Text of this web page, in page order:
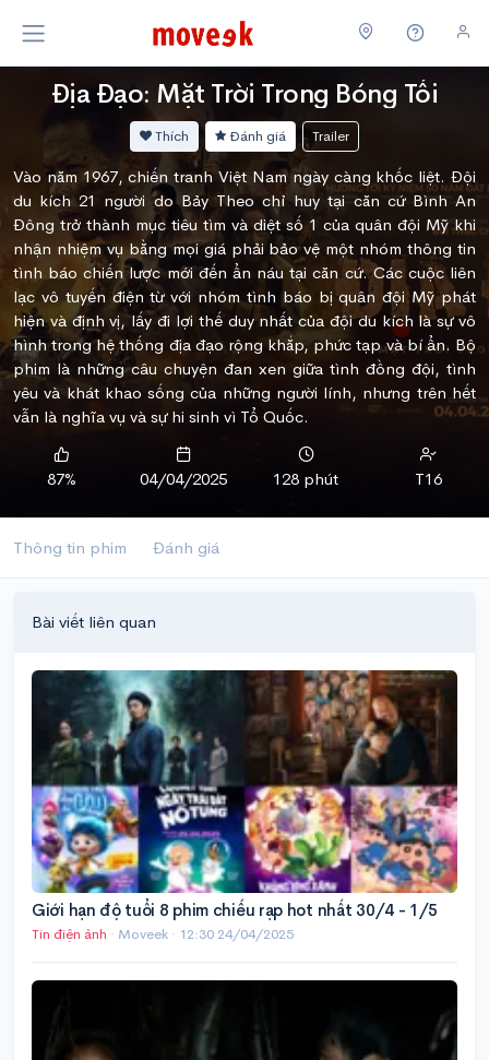
Địa Đạo: Mặt Trời Trong Bóng Tối
Thích Đánh giá Trailer
Vào năm 1967, chiến tranh Việt Nam ngày càng khốc liệt. Đội
du kích 21 người do Bảy Theo chỉ huy tại căn cứ Bình An
Đông trở thành mục tiêu tìm và diệt số 1 của quân đội Mỹ khi
nhận nhiệm vụ bằng mọi giá phải bảo vệ một nhóm thông tin
tình báo chiến lược mới đến ẩn náu tại căn cứ. Các cuộc liên
lạc vô tuyến điện từ với nhóm tình báo bị quân đội Mỹ phát
hiện và định vị, lấy đi lợi thế duy nhất của đội du kích là sự vô
hình trong hệ thống địa đạo rộng khắp, phức tạp và bí ẩn. Bộ
phim là những câu chuyện đan xen giữa tình đồng đội, tình
yêu và khát khao sống của những người lính, nhưng trên hết
vẫn là nghĩa vụ và sự hi sinh vì Tổ Quốc.
87% 04/04/2025 128 phút T16
Thông tin phim Đánh giá
Bài viết liên quan
Giới hạn độ tuổi 8 phim chiếu rạp hot nhất 30/4 - 1/5
Tin điện ảnh · Moveek · 12:30 24/04/2025